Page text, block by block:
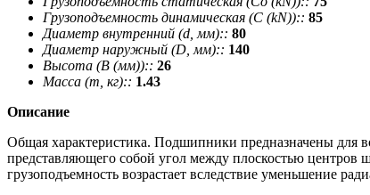
Грузоподъемность динамическая (C (kN)):: 85
Диаметр внутренний (d, мм):: 80
Диаметр наружный (D, мм):: 140
Высота (В (мм)):: 26
Масса (m, кг):: 1.43
Описание
Общая характеристика. Подшипники предназначены для
представляющего собой угол между плоскостью центров
грузоподъемность возрастает вследствие уменьшение